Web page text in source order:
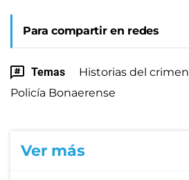
Para compartir en redes
Temas Historias del crimen
Policía Bonaerense
Ver más